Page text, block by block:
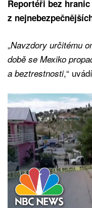
Reportéři bez
z
„Navzdory určitému
době se Mexiko
a beztrestnosti,“